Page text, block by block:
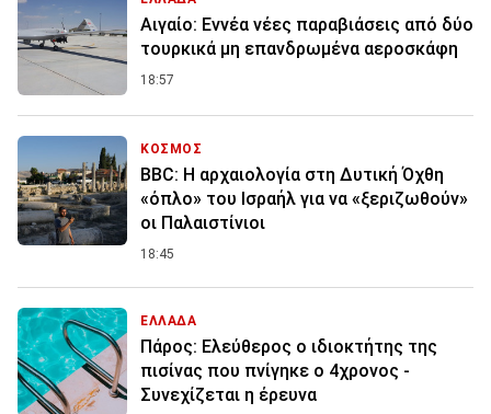
Αιγαίο: Εννέα νέες παραβιάσεις από δύο
τουρκικά μη επανδρωμένα αεροσκάφη
18:57
ΚΟΣΜΟΣ
BBC: Η αρχαιολογία στη Δυτική Όχθη
«όπλο» του Ισραήλ για να «ξεριζωθούν»
οι Παλαιστίνιοι
18:45
ΕΛΛΑΔΑ
Πάρος: Ελεύθερος ο ιδιοκτήτης της
πισίνας που πνίγηκε ο 4χρονος -
Συνεχίζεται η έρευνα